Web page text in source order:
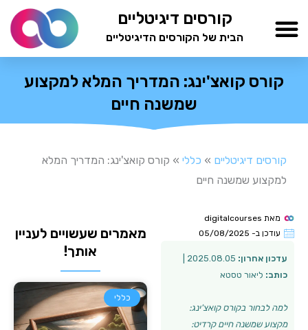
לתוכן
קורסים דיגיטליים
הבית של הקורסים הדיגיטליים
קורס קואצ'ינג: המדריך המלא למקצוע
שמשנה חיים
קורסים דיגיטליים » כללי » קורס קואצ'ינג: המדריך המלא
למקצוע שמשנה חיים
מאת
עודכן ב- 05/08/2025
עדכון אחרון:
כותב: ליאור טסטא
למה לבחור בקורס קואצ'ינג:
מקצוע שמשנה חיים קרדיט:
מאמרים שעשויים לעניין
אותך!
כללי